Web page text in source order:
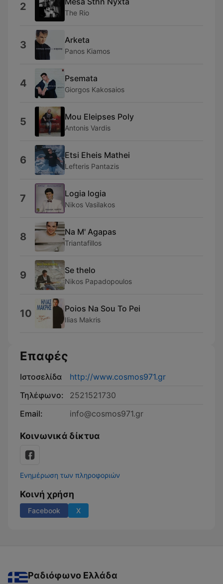
2 The Rio
3 Arketa
Panos Kiamos
4 Psemata
Giorgos Kakosaios
5 Mou Eleipses Poly
Antonis Vardis
6 Etsi Eheis Mathei
Lefteris Pantazis
7 Logia logia
Nikos Vasilakos
8 Na M' Agapas
Triantafillos
9 Se thelo
Nikos Papadopoulos
10 Poios Na Sou To Pei
Ilias Makris
Επαφές
Ιστοσελίδα
http://www.cosmos971.gr
Τηλέφωνο:
2521521730
Email:
info@cosmos971.gr
Κοινωνικά δίκτυα
Ενημέρωση των πληροφοριών
Κοινή χρήση
Facebook X
Ραδιόφωνο Ελλάδα